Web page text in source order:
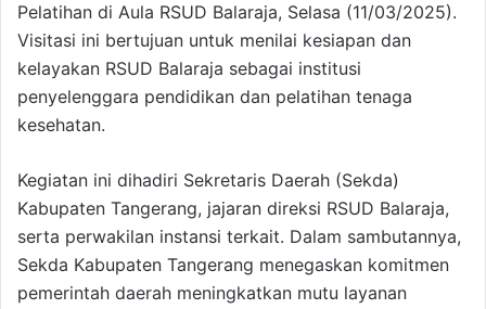
Pelatihan di Aula RSUD Balaraja, Selasa (11/03/2025).
Visitasi ini bertujuan untuk menilai kesiapan dan
kelayakan RSUD Balaraja sebagai institusi
penyelenggara pendidikan dan pelatihan tenaga
kesehatan.
Kegiatan ini dihadiri Sekretaris Daerah (Sekda)
Kabupaten Tangerang, jajaran direksi RSUD Balaraja,
serta perwakilan instansi terkait. Dalam sambutannya,
Sekda Kabupaten Tangerang menegaskan komitmen
pemerintah daerah meningkatkan mutu layanan